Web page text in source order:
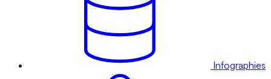
Infographies